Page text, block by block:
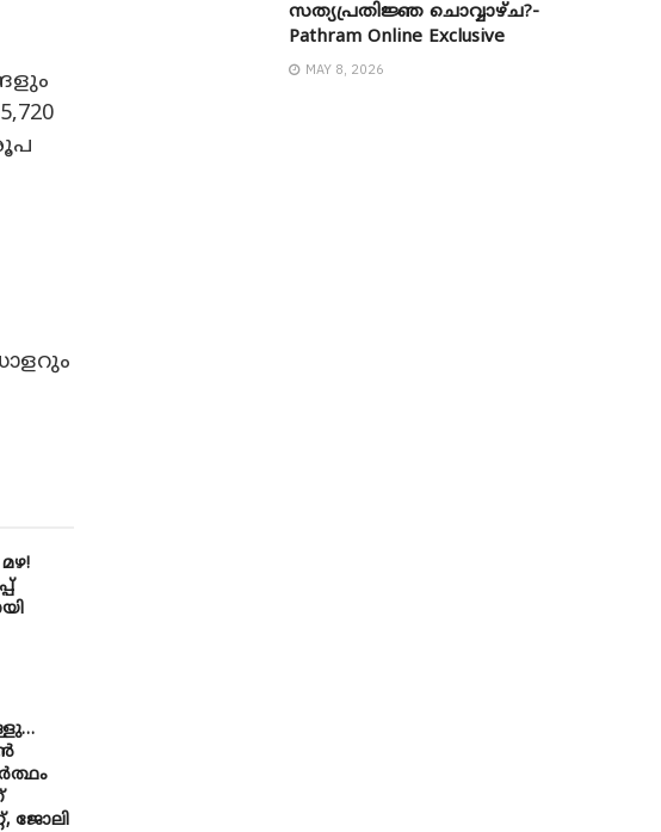
ജോലി
സത്യപ്രതിജ്ഞ ചൊവ്വാഴ്ച?-
Pathram Online Exclusive
MAY 8, 2026